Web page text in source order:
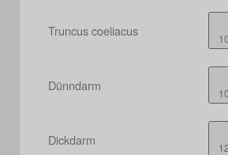
Truncus coeliacus
Dünndarm
Dickdarm